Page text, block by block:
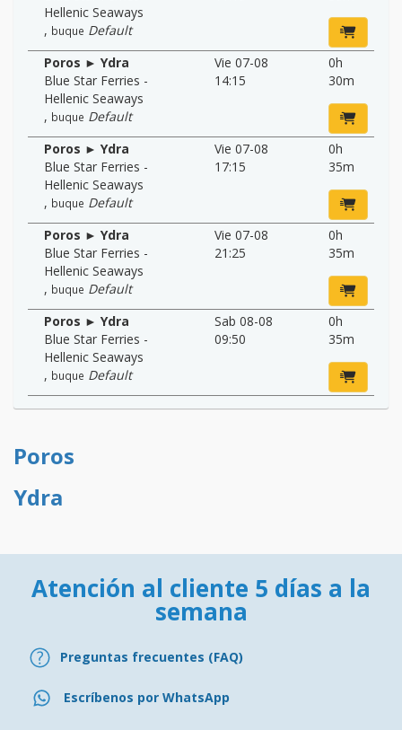
Hellenic Seaways
, buque Default
Poros ► Ydra
Blue Star Ferries -
Hellenic Seaways
, buque Default
Vie 07-08
14:15
0h
30m
Poros ► Ydra
Blue Star Ferries -
Hellenic Seaways
, buque Default
Vie 07-08
17:15
0h
35m
Poros ► Ydra
Blue Star Ferries -
Hellenic Seaways
, buque Default
Vie 07-08
21:25
0h
35m
Poros ► Ydra
Blue Star Ferries -
Hellenic Seaways
, buque Default
Sab 08-08
09:50
0h
35m
Poros
Ydra
Atención al cliente 5 días a la
semana
Preguntas frecuentes (FAQ)
Escríbenos por WhatsApp